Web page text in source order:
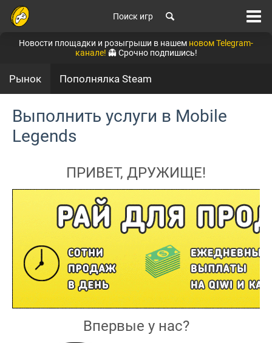
Поиск игр
Новости площадки и розыгрыши в нашем новом Telegram-
канале! 👻 Срочно подпишись!
Рынок Пополнялка Steam
Выполнить услуги в Mobile
Legends
ПРИВЕТ, ДРУЖИЩЕ!
Впервые у нас?